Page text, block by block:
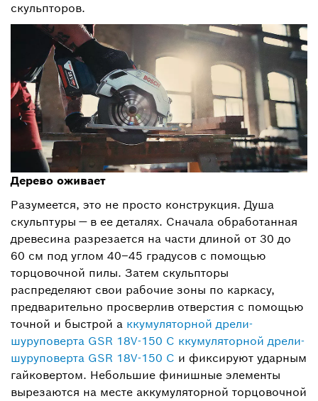
скульпторов.
Дерево оживает
Разумеется, это не просто конструкция. Душа
скульптуры — в ее деталях. Сначала обработанная
древесина разрезается на части длиной от 30 до
60 см под углом 40–45 градусов с помощью
торцовочной пилы. Затем скульпторы
распределяют свои рабочие зоны по каркасу,
предварительно просверлив отверстия с помощью
точной и быстрой а ккумуляторной дрели-
шуруповерта GSR 18V-150 C ккумуляторной дрели-
шуруповерта GSR 18V-150 C и фиксируют ударным
гайковертом. Небольшие финишные элементы
вырезаются на месте аккумуляторной торцовочной